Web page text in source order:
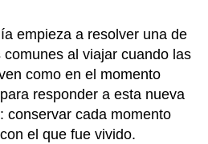
empieza a resolver una de
comunes al viajar cuando las
como en el momento
responder a esta nueva
conservar cada momento
el que fue vivido.